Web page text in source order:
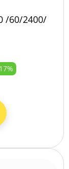
/60/2400/